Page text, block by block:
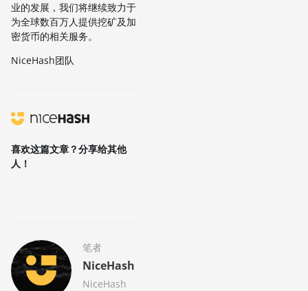
业的发展，我们将继续致力于
为全球数百万人提供挖矿及加
密货币的相关服务。
NiceHash团队
喜欢这篇文章？分享给其他
人！
笔者
NiceHash
NiceHash